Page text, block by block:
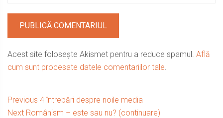
Acest site folosește Akismet pentru a reduce spamul. Află
cum sunt procesate datele comentariilor tale.
Navigare
Previous Previous
post:
4 întrebări despre noile media
Next Next
Românism – este sau nu? (continuare)